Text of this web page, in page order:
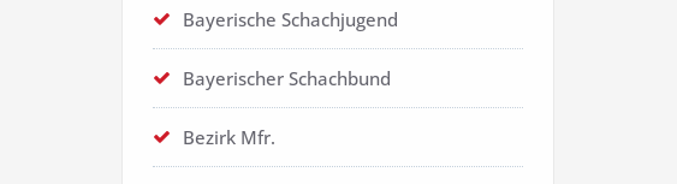
Bayerische Schachjugend
Bayerischer Schachbund
Bezirk Mfr.